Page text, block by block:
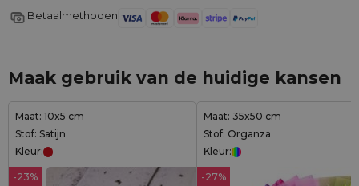
Betaalmethoden
Maak gebruik van de huidige kansen
Maat: 10x5 cm
Stof: Satijn
Kleur:
-23%
Maat: 35x50 cm
Stof: Organza
Kleur:
-27%